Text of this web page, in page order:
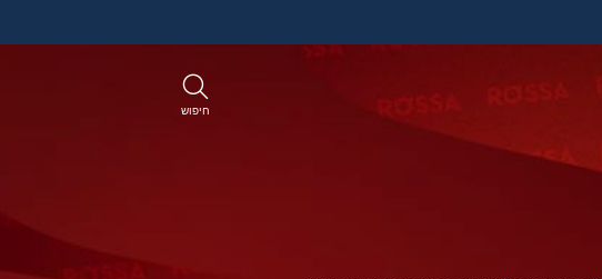
חיפוש